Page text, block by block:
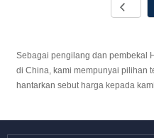
Sebagai pengilang dan pembekal
di China, kami mempunyai pilihan
hantarkan sebut harga kepada